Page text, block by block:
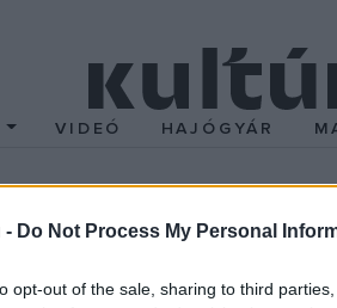
- Do Not Process My Personal
opt-out of the sale, sharing to third
VIDEÓ HAJÓGYÁR